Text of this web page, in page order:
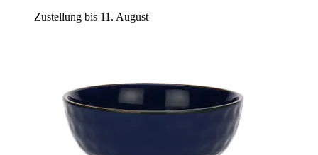
Zustellung bis 11. August